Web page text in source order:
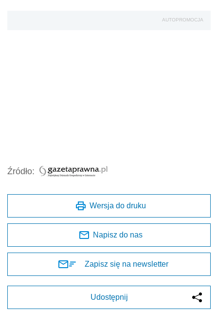
AUTOPROMOCJA
Źródło:
Wersja do druku
Napisz do nas
Zapisz się na newsletter
Udostępnij